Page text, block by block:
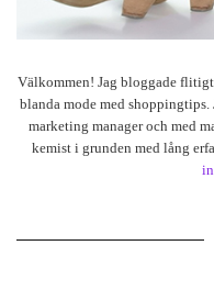
Välkommen! Jag bloggade
blanda mode med shoppingtips.
marketing manager och med
kemist i grunden med lång